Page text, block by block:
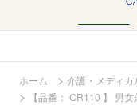
ホーム > 介護・メディカ
>
【品番： CR110 】 男